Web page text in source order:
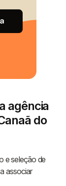
agência
do
e seleção de
associar